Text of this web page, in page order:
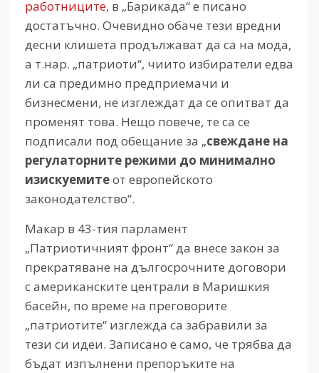
работниците, в „Барикада“ е писано
достатъчно. Очевидно обаче тези вредни
десни клишета продължават да са на мода,
а т.нар. „патриоти“, чиито избиратели едва
ли са предимно предприемачи и
бизнесмени, не изглеждат да се опитват да
променят това. Нещо повече, те са се
подписали под обещание за „свеждане на
регулаторните режими до минимално
изискуемитеот европейското
законодателство“.
Макар в 43-тия парламент
„Патриотичният фронт“ да внесе закон за
прекратяване на дългосрочните договори
с американските централи в Маришкия
басейн, по време на преговорите
„патриотите“ изглежда са забравили за
тези си идеи. Записано е само, че трябва да
бъдат изпълнени препоръките на